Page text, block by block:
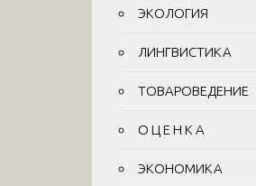
ЭКОЛОГИЯ
ЛИНГВИСТИКА
ТОВАРОВЕДЕНИЕ
О Ц Е Н К А
ЭКОНОМИКА